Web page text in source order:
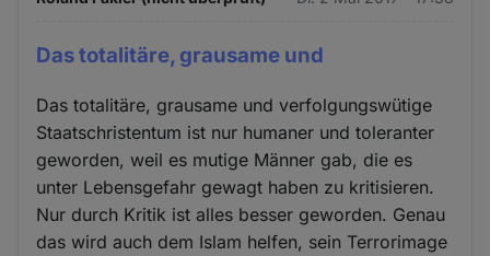
Das totalitäre, grausame und
Das totalitäre, grausame und verfolgungswütige
Staatschristentum ist nur humaner und toleranter
geworden, weil es mutige Männer gab, die es
unter Lebensgefahr gewagt haben zu kritisieren.
Nur durch Kritik ist alles besser geworden. Genau
das wird auch dem Islam helfen, sein Terrorimage